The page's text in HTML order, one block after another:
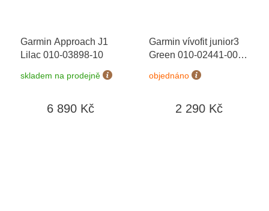
Garmin Approach J1
Lilac 010-03898-10
skladem na prodejně
6 890 Kč
Garmin vívofit junior3
Green 010-02441-00+
možnost výměny do 90
dní
objednáno
2 290 Kč